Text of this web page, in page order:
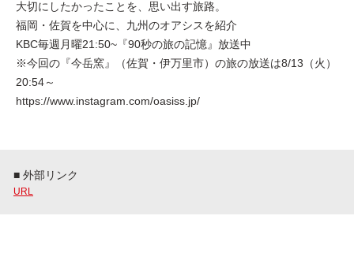
大切にしたかったことを、思い出す旅路。
福岡・佐賀を中心に、九州のオアシスを紹介
KBC毎週月曜21:50~『90秒の旅の記憶』放送中
※今回の『今岳窯』（佐賀・伊万里市）の旅の放送は8/13（火）
20:54～
https://www.instagram.com/oasiss.jp/
■ 外部リンク
URL